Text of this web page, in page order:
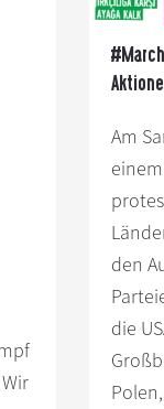
Am
den
die